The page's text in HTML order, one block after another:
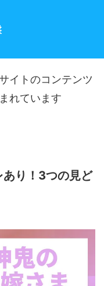
イトのコンテンツ
れています
あり！3つの見ど